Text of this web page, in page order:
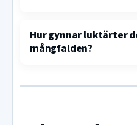
Hur gynnar luktärter
mångfalden?